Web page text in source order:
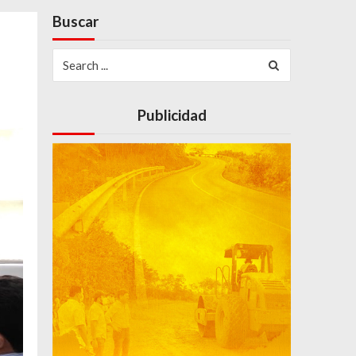
Buscar
for:
Publicidad